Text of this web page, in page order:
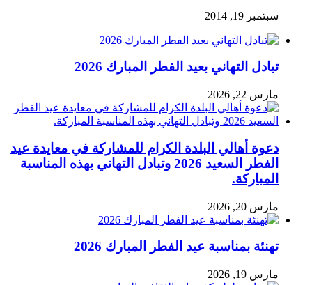
سبتمبر 19, 2014
تبادل التهاني بعيد الفطر المبارك 2026
مارس 22, 2026
دعوة أهالي البلدة الكرام للمشاركة في معايدة عيد
الفطر السعيد 2026 وتبادل التهاني بهذه المناسبة
المباركة.
مارس 20, 2026
تهنئة بمناسبة عيد الفطر المبارك 2026
مارس 19, 2026